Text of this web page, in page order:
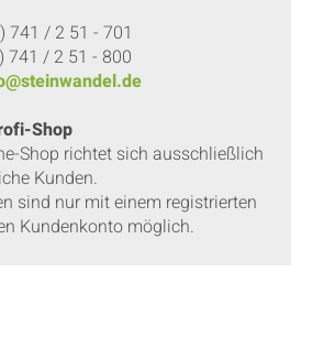
741 / 2 51 - 701
741 / 2 51 - 800
Shop
Shop richtet sich ausschließlich
Kunden.
sind nur mit einem registrierten
Kundenkonto möglich.